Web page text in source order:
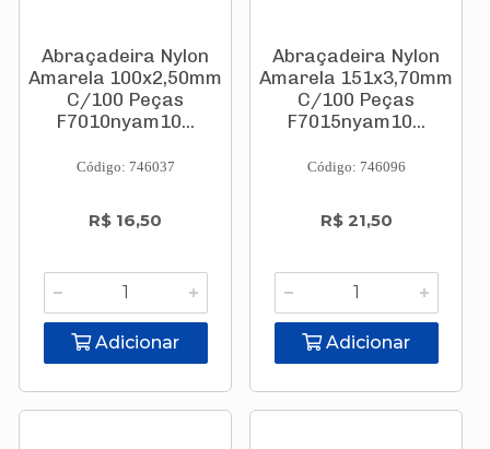
Abraçadeira Nylon
Amarela 100x2,50mm
C/100 Peças
F7010nyam10...
Código: 746037
R$ 16,50
Adicionar
Abraçadeira Nylon
Amarela 151x3,70mm
C/100 Peças
F7015nyam10...
Código: 746096
R$ 21,50
Adicionar